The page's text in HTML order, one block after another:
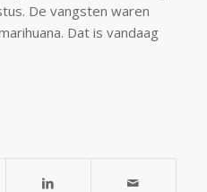
De vangsten waren
Dat is vandaag